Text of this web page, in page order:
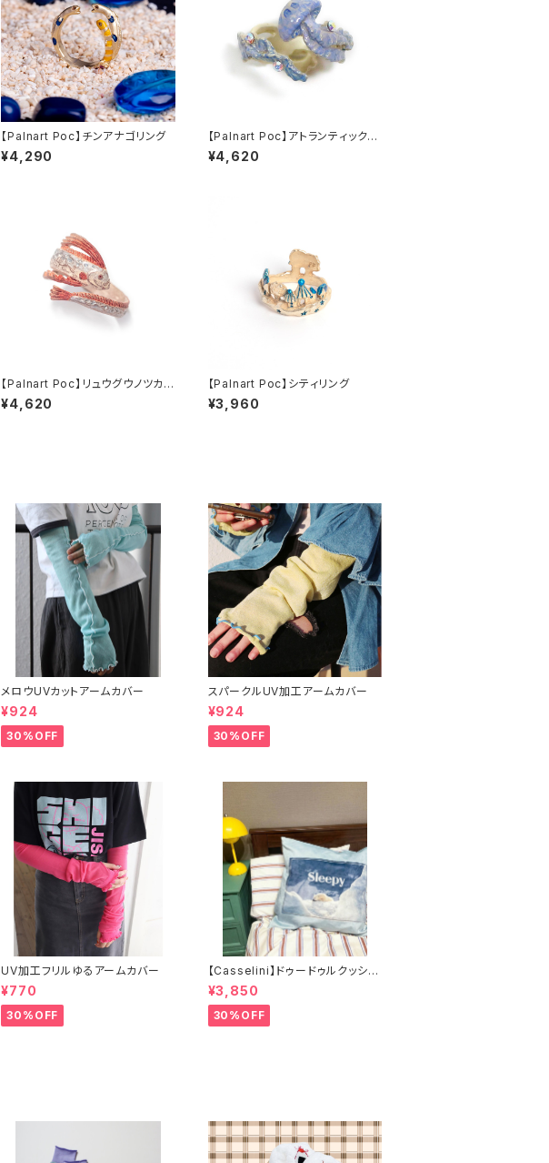
【Palnart Poc】チンアナゴリング
¥4,290
【Palnart Poc】アトランティックシ
ーネットルリング くらげ
¥4,620
【Palnart Poc】リュウグウノツカイ
リング
¥4,620
【Palnart Poc】シティリング
¥3,960
メロウUVカットアームカバー
¥924
30%OFF
スパークルUV加工アームカバー
¥924
30%OFF
UV加工フリルゆるアームカバー
¥770
30%OFF
【Casselini】ドゥードゥルクッショ
ンカバー
¥3,850
30%OFF